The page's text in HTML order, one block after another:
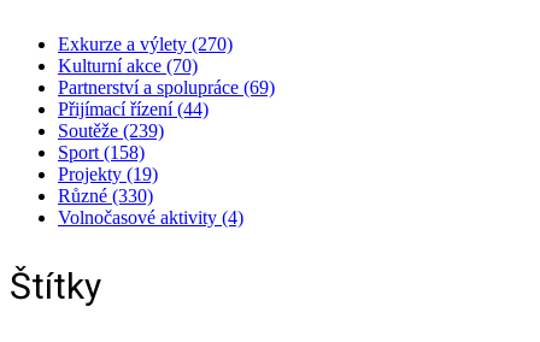
Exkurze a výlety (270)
Kulturní akce (70)
Partnerství a spolupráce (69)
Přijímací řízení (44)
Soutěže (239)
Sport (158)
Projekty (19)
Různé (330)
Volnočasové aktivity (4)
Štítky